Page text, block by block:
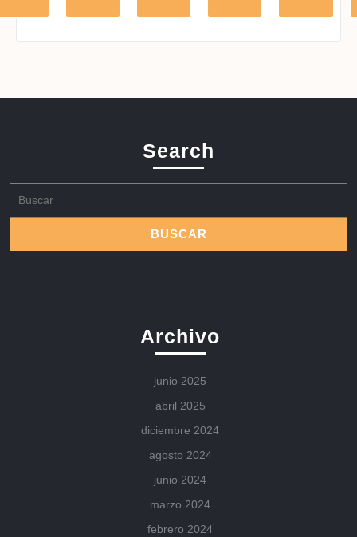
Search
Archivo
junio 2025
abril 2025
diciembre 2024
agosto 2024
junio 2024
marzo 2024
febrero 2024